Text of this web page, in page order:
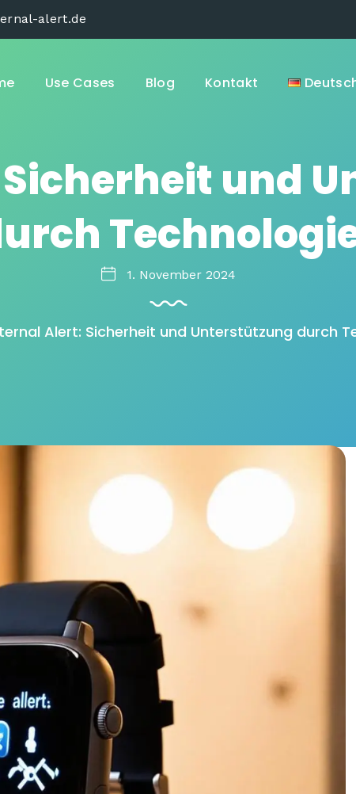
alert.de
Use Cases Blog Kontakt
und
1. November 2024
Alert: Sicherheit und Unterstützung durch